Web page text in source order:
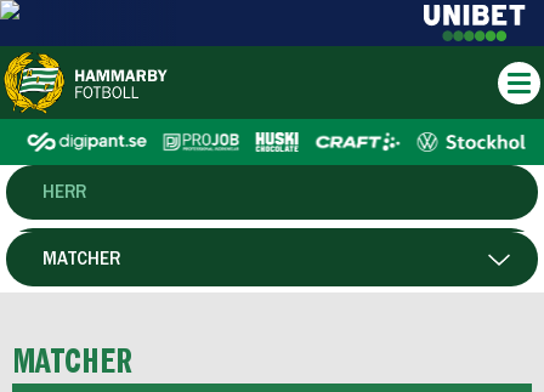
HERR
DAM
P19
MATCHER
MATCHER